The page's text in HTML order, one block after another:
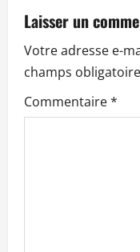
o
n
d
’
Laisser un
Votre adresse e-
champs
Commentaire*